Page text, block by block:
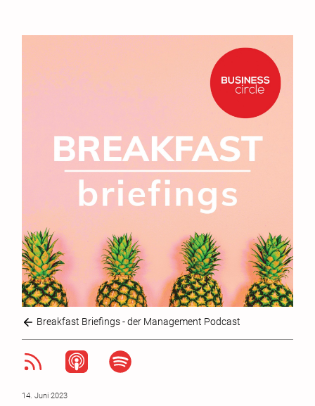
Breakfast Briefings - der Management Podcast
14. Juni 2023